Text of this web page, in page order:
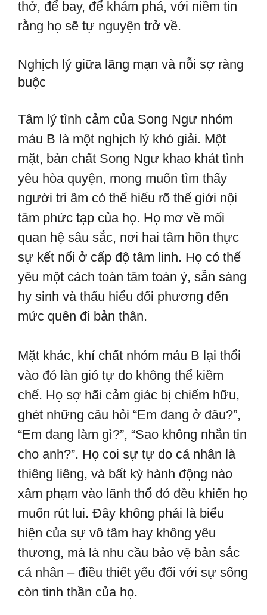
thở, để bay, để khám phá, với niềm tin
rằng họ sẽ tự nguyện trở về.
Nghịch lý giữa lãng mạn và nỗi sợ ràng
buộc
Tâm lý tình cảm của Song Ngư nhóm
máu B là một nghịch lý khó giải. Một
mặt, bản chất Song Ngư khao khát tình
yêu hòa quyện, mong muốn tìm thấy
người tri âm có thể hiểu rõ thế giới nội
tâm phức tạp của họ. Họ mơ về mối
quan hệ sâu sắc, nơi hai tâm hồn thực
sự kết nối ở cấp độ tâm linh. Họ có thể
yêu một cách toàn tâm toàn ý, sẵn sàng
hy sinh và thấu hiểu đối phương đến
mức quên đi bản thân.
Mặt khác, khí chất nhóm máu B lại thổi
vào đó làn gió tự do không thể kiềm
chế. Họ sợ hãi cảm giác bị chiếm hữu,
ghét những câu hỏi “Em đang ở đâu?”,
“Em đang làm gì?”, “Sao không nhắn tin
cho anh?”. Họ coi sự tự do cá nhân là
thiêng liêng, và bất kỳ hành động nào
xâm phạm vào lãnh thổ đó đều khiến họ
muốn rút lui. Đây không phải là biểu
hiện của sự vô tâm hay không yêu
thương, mà là nhu cầu bảo vệ bản sắc
cá nhân – điều thiết yếu đối với sự sống
còn tinh thần của họ.